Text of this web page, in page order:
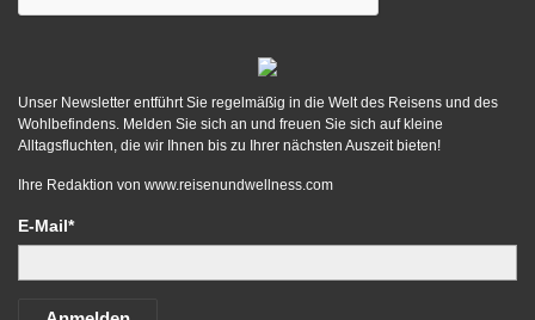
Unser Newsletter entführt Sie regelmäßig in die Welt des Reisens und des
Wohlbefindens. Melden Sie sich an und freuen Sie sich auf kleine
Alltagsfluchten, die wir Ihnen bis zu Ihrer nächsten Auszeit bieten!
Ihre Redaktion von www.reisenundwellness.com
E-Mail*